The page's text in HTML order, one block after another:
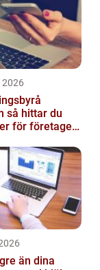
för företagets
än dina